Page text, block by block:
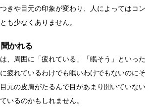
きや目元の印象が変わり、人によってはコン
も少なくありません。
聞かれる
、周囲に「疲れている」「眠そう」といった
疲れているわけでも眠いわけでもないのにそ
元の皮膚がたるんで目があまり開いていない
いるのかもしれません。